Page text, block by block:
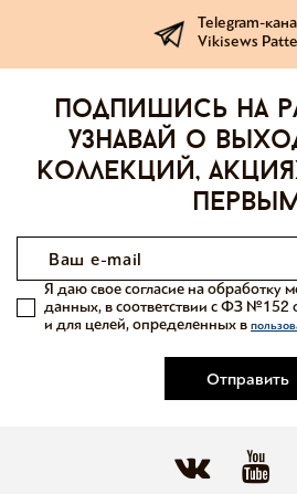
Telegram-
Vikisews
Подпишись на
узнавай о
коллекций,
Отправить
Я даю свое согласие на обработку
данных, в соответствии с ФЗ №152
и для целей, определенных в